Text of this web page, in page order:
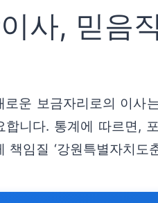
사, 믿음
운 보금자리로의 이
니다. 통계에 따르면,
임질 ‘강원특별자치